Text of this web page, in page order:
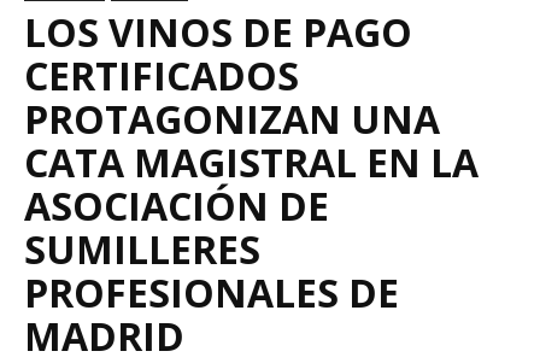
LOS VINOS DE PAGO
CERTIFICADOS
PROTAGONIZAN UNA
CATA MAGISTRAL EN LA
ASOCIACIÓN DE
SUMILLERES
PROFESIONALES DE
MADRID